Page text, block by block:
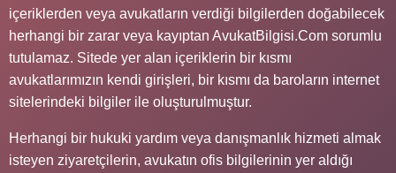
içeriklerden veya avukatların verdiği bilgilerden doğabilecek
herhangi bir zarar veya kayıptan AvukatBilgisi.Com sorumlu
tutulamaz. Sitede yer alan içeriklerin bir kısmı
avukatlarımızın kendi girişleri, bir kısmı da baroların internet
sitelerindeki bilgiler ile oluşturulmuştur.
Herhangi bir hukuki yardım veya danışmanlık hizmeti almak
isteyen ziyaretçilerin, avukatın ofis bilgilerinin yer aldığı